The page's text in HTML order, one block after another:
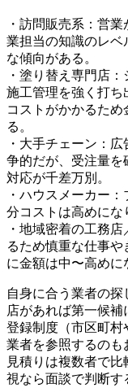
・訪問販売系：営
業担当の知識のレベ
な傾向がある。
・塗り替え専門店
施工管理を強く打ち
コストがかかるた
る。
・大手チェーン：
争的だが、受注量を
対応が千差万別。
・ハウスメーカー
分コストは高めにな
・地域密着の工務
るため慎重な仕事
に金額は中〜高めに
自身に合う業者の
店があれば第一候補
登録制度（市区町村
業者を参照するのも
見積りは複数者で
視なら面談で判断す